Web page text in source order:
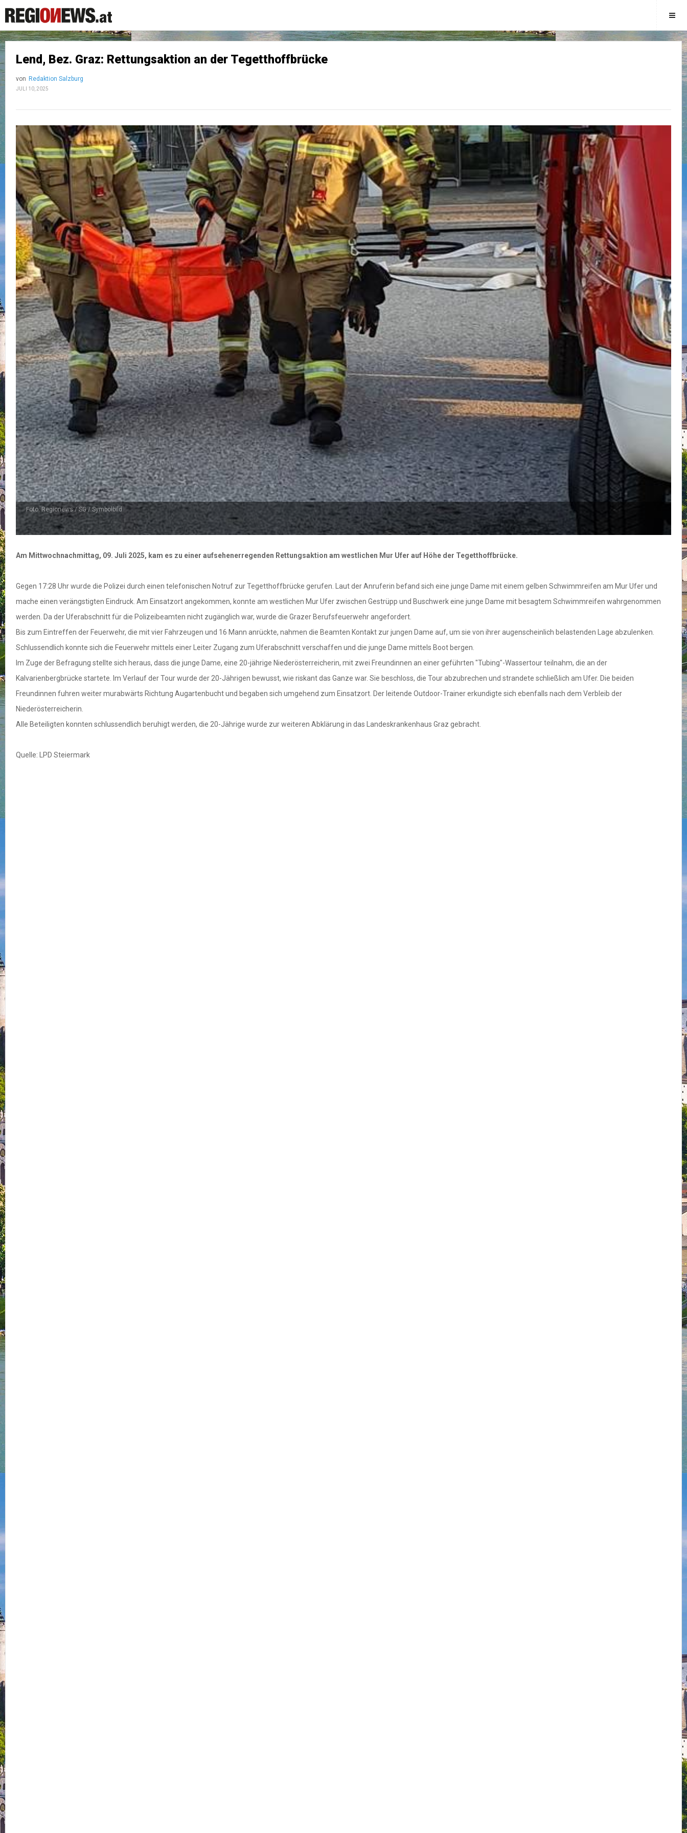
Lend, Bez. Graz: Rettungsaktion an der Tegetthoffbrücke
von Redaktion Salzburg
JULI 10, 2025
Foto: Regionews / SG / Symbolbild
Am Mittwochnachmittag, 09. Juli 2025, kam es zu einer aufsehenerregenden Rettungsaktion am westlichen Mur Ufer auf Höhe der Tegetthoffbrücke.
Gegen 17:28 Uhr wurde die Polizei durch einen telefonischen Notruf zur Tegetthoffbrücke gerufen. Laut der Anruferin befand sich eine junge Dame mit einem gelben Schwimmreifen am Mur Ufer und
mache einen verängstigten Eindruck. Am Einsatzort angekommen, konnte am westlichen Mur Ufer zwischen Gestrüpp und Buschwerk eine junge Dame mit besagtem Schwimmreifen wahrgenommen
werden. Da der Uferabschnitt für die Polizeibeamten nicht zugänglich war, wurde die Grazer Berufsfeuerwehr angefordert.
Bis zum Eintreffen der Feuerwehr, die mit vier Fahrzeugen und 16 Mann anrückte, nahmen die Beamten Kontakt zur jungen Dame auf, um sie von ihrer augenscheinlich belastenden Lage abzulenken.
Schlussendlich konnte sich die Feuerwehr mittels einer Leiter Zugang zum Uferabschnitt verschaffen und die junge Dame mittels Boot bergen.
Im Zuge der Befragung stellte sich heraus, dass die junge Dame, eine 20-jährige Niederösterreicherin, mit zwei Freundinnen an einer geführten "Tubing"-Wassertour teilnahm, die an der
Kalvarienbergbrücke startete. Im Verlauf der Tour wurde der 20-Jährigen bewusst, wie riskant das Ganze war. Sie beschloss, die Tour abzubrechen und strandete schließlich am Ufer. Die beiden
Freundinnen fuhren weiter murabwärts Richtung Augartenbucht und begaben sich umgehend zum Einsatzort. Der leitende Outdoor-Trainer erkundigte sich ebenfalls nach dem Verbleib der
Niederösterreicherin.
Alle Beteiligten konnten schlussendlich beruhigt werden, die 20-Jährige wurde zur weiteren Abklärung in das Landeskrankenhaus Graz gebracht.
Quelle: LPD Steiermark